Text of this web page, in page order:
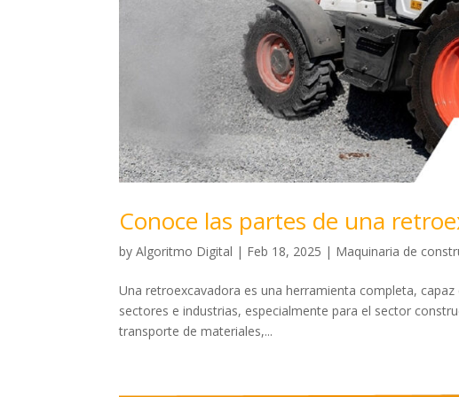
Conoce las partes de una
byAlgoritmo Digital | Feb 18, 2025 | Maquinaria de
Una retroexcavadora es una herramienta completa,
sectores e industrias, especialmente para el sector
transporte de materiales,...